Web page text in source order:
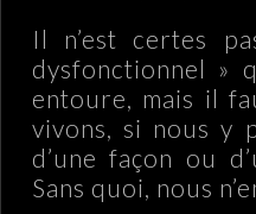
Il n’est certes
dysfonctionnel »
entoure, mais il
vivons, si nous y
d’une façon ou
Sans quoi, nous